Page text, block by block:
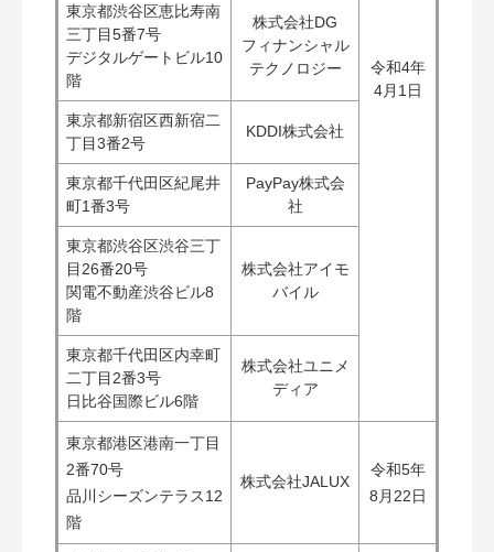
令和4年
4月1日
東京都渋谷区恵比寿南
三丁目5番7号
​デジタルゲートビル10
階
株式会社DG
フィナンシャル
テクノロジー
東京都新宿区西新宿二
丁目3番2号
KDDI株式会社
東京都千代田区紀尾井
町1番3号
PayPay株式会
社
東京都渋谷区渋谷三丁
目26番20号
関電不動産渋谷ビル8
階
株式会社アイモ
バイル
東京都千代田区内幸町
二丁目2番3号
​日比谷国際ビル6階
株式会社ユニメ
ディア
東京都港区港南一丁目
2番70号
品川シーズンテラス12
階
株式会社JALUX
令和5年
8月22日